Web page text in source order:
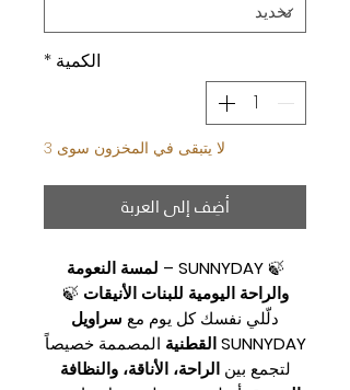
الكمية *
لا يتبقى في المخزون سوى 3
أضِف إلى العربة
🍃
SUNNYDAY – لمسة النعومة
والراحة اليومية للبنات الأنيقات 🍃
دلّلي نفسك كل يوم مع سراويل
SUNNYDAY القطنية
المصممة خصيصاً
لتجمع بينالراحة، الأناقة، والنظافة